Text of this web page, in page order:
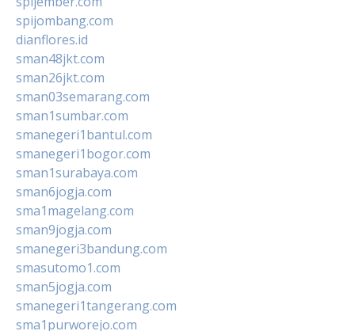
spijombang.com
dianflores.id
sman48jkt.com
sman26jkt.com
sman03semarang.com
sman1sumbar.com
smanegeri1bantul.com
smanegeri1bogor.com
sman1surabaya.com
sman6jogja.com
sma1magelang.com
sman9jogja.com
smanegeri3bandung.com
smasutomo1.com
sman5jogja.com
smanegeri1tangerang.com
sma1purworejo.com